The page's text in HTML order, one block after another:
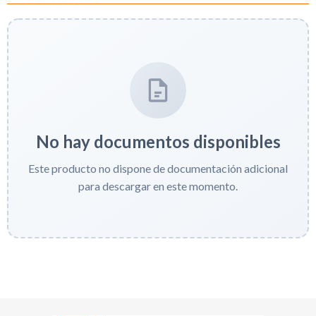
No hay documentos disponibles
Este producto no dispone de documentación adicional
para descargar en este momento.